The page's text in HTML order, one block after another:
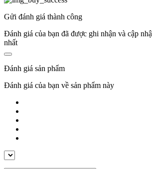
Gửi đánh giá thành công
Đánh giá của bạn đã được ghi nhận và cập
nhất
Đánh giá sản phẩm
Đánh giá của bạn về sản phẩm này